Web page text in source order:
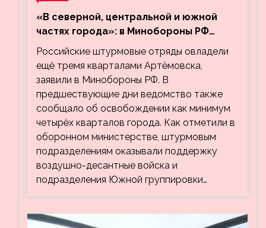
«В северной, центральной и южной
частях города»: в Минобороны РФ
заявили об освобождении ещё трёх
кварталов Артёмовска
Российские штурмовые отряды овладели
ещё тремя кварталами Артёмовска,
заявили в Минобороны РФ. В
предшествующие дни ведомство также
сообщало об освобождении как минимум
четырёх кварталов города. Как отметили в
оборонном министерстве, штурмовым
подразделениям оказывали поддержку
воздушно-десантные войска и
подразделения Южной группировки…